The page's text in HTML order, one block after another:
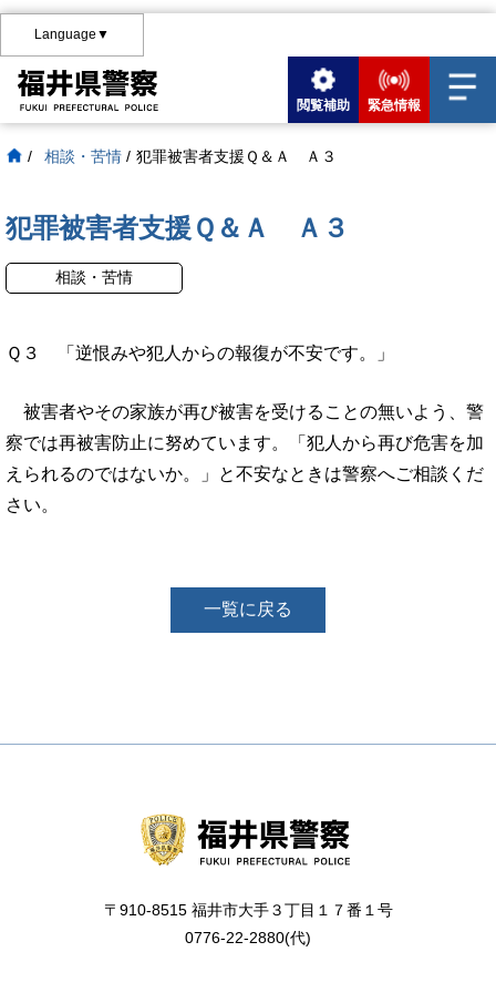
Language▼
閲覧補助 緊急情報
/ 相談・苦情 / 犯罪被害者支援Ｑ＆Ａ Ａ３
犯罪被害者支援Ｑ＆Ａ Ａ３
相談・苦情
Ｑ３ 「逆恨みや犯人からの報復が不安です。」
被害者やその家族が再び被害を受けることの無いよう、警
察では再被害防止に努めています。「犯人から再び危害を加
えられるのではないか。」と不安なときは警察へご相談くだ
さい。
一覧に戻る
〒910-8515 福井市大手３丁目１７番１号
0776-22-2880(代)